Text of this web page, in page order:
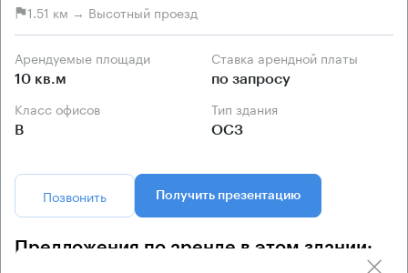
1.51 км → Высотный проезд
Арендуемые площади
10 кв.м
Ставка арендной платы
по запросу
Класс офисов
B
Тип здания
ОСЗ
Позвонить Получить презентацию
Предложения по аренде в этом здании: